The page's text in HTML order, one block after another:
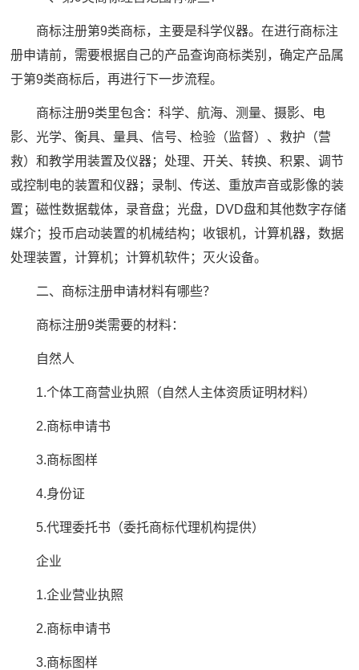
商标注册第9类商标，主要是科学仪器。在进行商标注
册申请前，需要根据自己的产品查询商标类别，确定产品属
于第9类商标后，再进行下一步流程。
商标注册9类里包含：科学、航海、测量、摄影、电
影、光学、衡具、量具、信号、检验（监督）、救护（营
救）和教学用装置及仪器；处理、开关、转换、积累、调节
或控制电的装置和仪器；录制、传送、重放声音或影像的装
置；磁性数据载体，录音盘；光盘，DVD盘和其他数字存储
媒介；投币启动装置的机械结构；收银机，计算机器，数据
处理装置，计算机；计算机软件；灭火设备。
二、商标注册申请材料有哪些？
商标注册9类需要的材料：
自然人
1.个体工商营业执照（自然人主体资质证明材料）
2.商标申请书
3.商标图样
4.身份证
5.代理委托书（委托商标代理机构提供）
企业
1.企业营业执照
2.商标申请书
3.商标图样